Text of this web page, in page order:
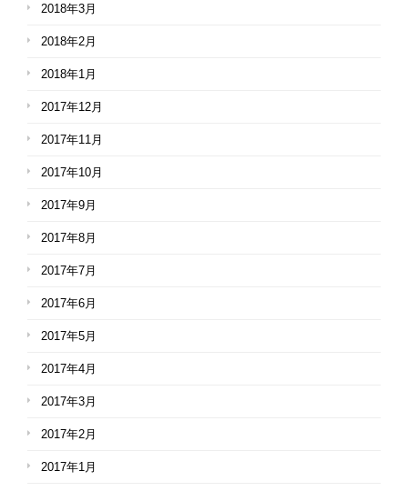
2018年3月
2018年2月
2018年1月
2017年12月
2017年11月
2017年10月
2017年9月
2017年8月
2017年7月
2017年6月
2017年5月
2017年4月
2017年3月
2017年2月
2017年1月